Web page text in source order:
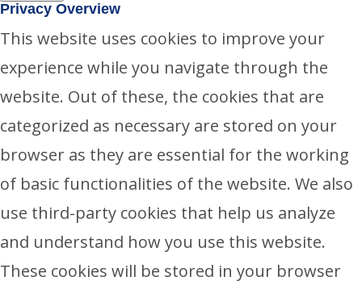
Privacy Overview
This website uses cookies to improve your
experience while you navigate through the
website. Out of these, the cookies that are
categorized as necessary are stored on your
browser as they are essential for the working
of basic functionalities of the website. We also
use third-party cookies that help us analyze
and understand how you use this website.
These cookies will be stored in your browser